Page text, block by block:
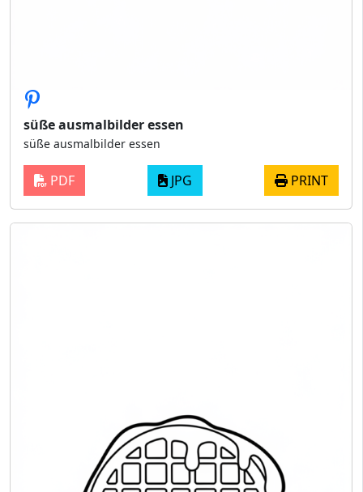
süße ausmalbilder essen
süße ausmalbilder essen
PDF JPG PRINT